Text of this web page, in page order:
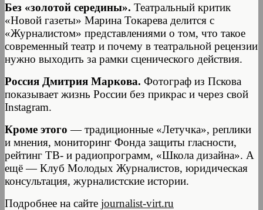
Без «золотой середины». Театральный критик
«Новой газеты» Марина Токарева делится с
«Журналистом» представлениями о том, что такое
современный театр и почему в театральной рецензии
нужно выходить за рамки сценического действия.
Россия Дмитрия Маркова. Фотограф из Пскова
показывает жизнь России без прикрас и через свой
Instagram.
Кроме этого — традиционные «Летучка», реплики
и мнения, мониторинг Фонда защиты гласности,
рейтинг ТВ- и радиопрограмм, «Школа дизайна». А
ещё — Клуб Молодых Журналистов, юридическая
консультация, журналистские истории.
Подробнее на сайте journalist-virt.ru